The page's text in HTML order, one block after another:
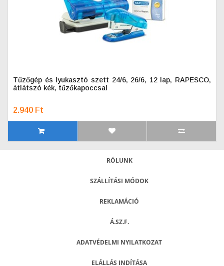
Tűzőgép és lyukasztó szett 24/6, 26/6, 12 lap, RAPESCO,
átlátszó kék, tűzőkapoccsal
2.940 Ft
RÓLUNK
SZÁLLÍTÁSI MÓDOK
REKLAMÁCIÓ
Á.SZ.F.
ADATVÉDELMI NYILATKOZAT
ELÁLLÁS INDÍTÁSA